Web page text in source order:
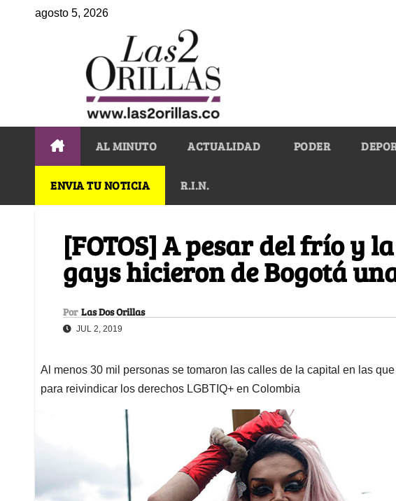
agosto 5, 2026
AL MINUTO ACTUALIDAD PODER
ENVIA TU NOTICIA R.I.N.
[FOTOS] A pesar del frío y
gays hicieron de Bogotá
Por Las Dos Orillas
JUL 2, 2019
Al menos 30 mil personas se tomaron las calles de la capital en las
para reivindicar los derechos LGBTIQ+ en Colombia